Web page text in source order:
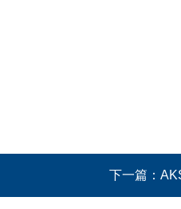
下一篇：